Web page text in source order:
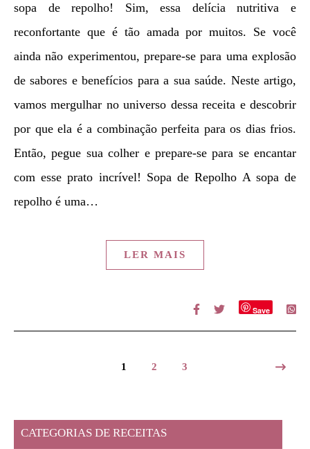
sopa de repolho! Sim, essa delícia nutritiva e
reconfortante que é tão amada por muitos. Se você
ainda não experimentou, prepare-se para uma explosão
de sabores e benefícios para a sua saúde. Neste artigo,
vamos mergulhar no universo dessa receita e descobrir
por que ela é a combinação perfeita para os dias frios.
Então, pegue sua colher e prepare-se para se encantar
com esse prato incrível! Sopa de Repolho A sopa de
repolho é uma…
LER MAIS
Save
1 2 3
CATEGORIAS DE RECEITAS